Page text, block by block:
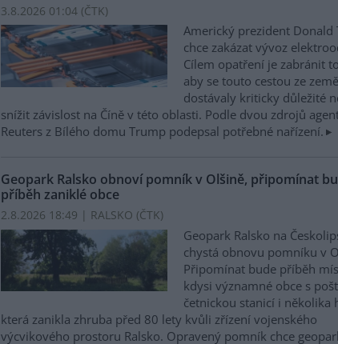
3.8.2026 01:04 (ČTK)
Americký prezident Donald
chce zakázat vývoz
Cílem opatření je zabránit
aby se touto cestou ze země
dostávaly kriticky důležité
snížit závislost na Číně v této oblasti. Podle dvou zdrojů
Reuters z Bílého domu Trump podepsal potřebné nařízení.
Geopark Ralsko obnoví pomník v Olšině, připomínat
příběh zaniklé obce
2.8.2026 18:49 | RALSKO (ČTK)
Geopark Ralsko na
chystá obnovu pomníku v
Připomínat bude příběh
kdysi významné obce s
četnickou stanicí i několika
která zanikla zhruba před 80 lety kvůli zřízení vojenského
výcvikového prostoru Ralsko. Opravený pomník chce